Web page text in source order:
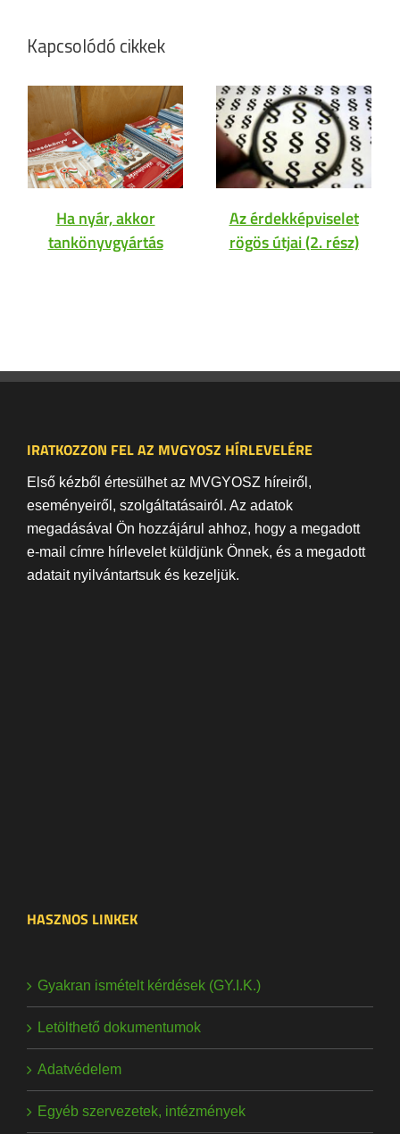
Kapcsolódó cikkek
Ha nyár, akkor
tankönyvgyártás
Az érdekképviselet
rögös útjai (2. rész)
IRATKOZZON FEL AZ MVGYOSZ HÍRLEVELÉRE
Első kézből értesülhet az MVGYOSZ híreiről,
eseményeiről, szolgáltatásairól. Az adatok
megadásával Ön hozzájárul ahhoz, hogy a megadott
e-mail címre hírlevelet küldjünk Önnek, és a megadott
adatait nyilvántartsuk és kezeljük.
HASZNOS LINKEK
Gyakran ismételt kérdések (GY.I.K.)
Letölthető dokumentumok
Adatvédelem
Egyéb szervezetek, intézmények